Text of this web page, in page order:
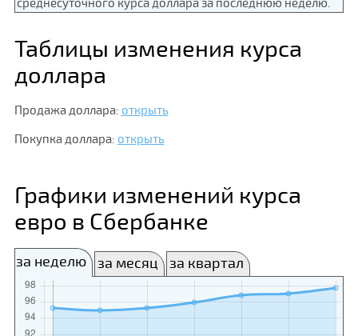
среднесуточного курса доллара за последнюю неделю.
Таблицы изменения курса
доллара
Продажа доллара: открыть
Покупка доллара: открыть
Графики изменений курса
евро в Сбербанке
за неделю за месяц за квартал